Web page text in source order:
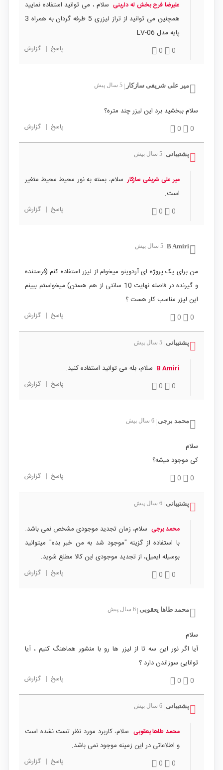
علیرضا فرح بخش له داربنی سلام ، می توانید استفاده نمایید
همچنین می توانید از تراز لیزری 5 طرفه گردان به همراه 3
پایه مدل LV-06
0
0 پاسخ | گزارش
میر علی شریفی سازکار 5 سال پیش
سلام ببخشید برد این لیزر چند متره؟
0
0 پاسخ | گزارش
پشتیبانی 5 سال پیش
میر علی شریفی سازکار سلام، بسته به نور محیط محیط متغیر
است.
0
0 پاسخ | گزارش
B Amiri 5 سال پیش
من برای یک پروژه ای آردوینو میخوام از لیزر استفاده کنم (فرستنده
و گیرنده در فاصله نهایت 10 سانتی از هم هستن) میخواستم ببینم
این لیزر مناسب کار هست ؟
0
0 پاسخ | گزارش
پشتیبانی 5 سال پیش
B Amiri سلام، بله می توانید استفاده کنید.
0
0 پاسخ | گزارش
محمد برجی 6 سال پیش
سلام
کی موجود میشه؟
0
0 پاسخ | گزارش
پشتیبانی 6 سال پیش
محمد برجی سلام، زمان تجدید موجودی مشخص نمی باشد.
با استفاده از گزینه "موجود شد به من خبر بده" میتوانید
بوسیله ایمیل، از تجدید موجودی این کالا مطلع شوید.
0
0 پاسخ | گزارش
محمد طاها یعقوبی 6 سال پیش
سلام
آیا اگر نور این سه تا از لیزر ها رو با منشور هماهنگ کنیم ، آیا
توانایی سوزاندن دارد ؟
0
0 پاسخ | گزارش
پشتیبانی 6 سال پیش
محمد طاها یعقوبی سلام، کاربرد مورد نظر تست نشده است
و اطلاعاتی در این زمینه موجود نمی باشد.
0
0 پاسخ | گزارش